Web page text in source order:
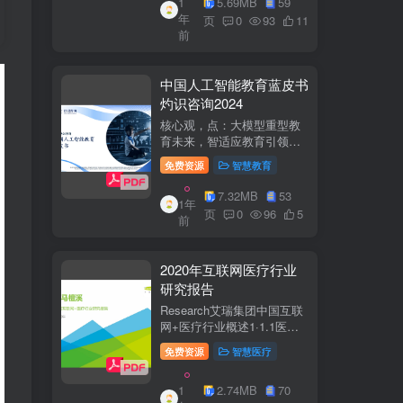
参编綦兵、谷金辉、温庆
福、王丹、岳...
年
前
页
0 93 11
中国人工智能教育蓝皮书
灼识咨询2024
核心观，点：大模型重型教
育未来，智适应教育引领
A+教有新纪元灼识咨询
China inshts Consultancy帆
观：深剂：洞来：失减：全
球故有革新浪湘2学习机妆占
硬件查头智道，应学习机市
免费资源 智慧教育
1年
前
7.32MB
53
页
0 96 5
2020年互联网医疗行业
研究报告
Research艾瑞集团中国互联
网+医疗行业概述1·1.1医疗
行业困境中国互联网+医疗行
业现状2中国互联网+医疗用
户行为洞察3中国互联网+医
疗热门赛道分析4中国互联网
免费资源 智慧医疗
1
2.74MB
70